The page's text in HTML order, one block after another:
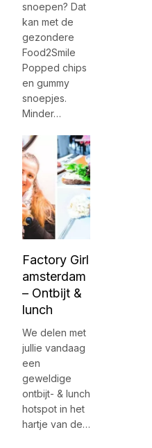
snoepen? Dat
kan met de
gezondere
Food2Smile
Popped chips
en gummy
snoepjes.
Minder…
Factory Girl
amsterdam
– Ontbijt &
lunch
We delen met
jullie vandaag
een
geweldige
ontbijt- & lunch
hotspot in het
hartje van de…